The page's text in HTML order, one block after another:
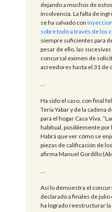
dejando a muchos de
insolvencia. La falta de
se ha salvado con
sobre todo a través de los
siempre suficientes para
pesar de ello, las
concursal eximen de
acreedores hasta el 31 de
Ha sido el caso, con final
Teria Yabar y de la cadena
para el hogar Casa Viva.
habitual, posiblemente por
Habrá que ver cómo se
piezas de calificación de
afirma Manuel Gordillo
Así lo demuestra el
declarado a finales de
ha logrado reestructurar la